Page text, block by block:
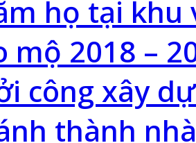
họ tại khu
mộ 2018 –
công xây
thành